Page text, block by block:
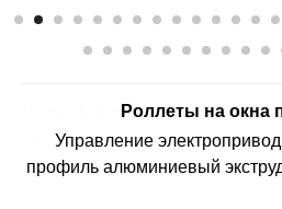
Роллеты на окна
Управление
профиль алюминиевый